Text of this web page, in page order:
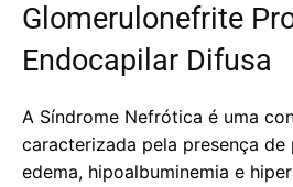
Glomerulonefrite
Endocapilar Difusa
A Síndrome Nefrótica é uma
caracterizada pela presença de
edema, hipoalbuminemia e